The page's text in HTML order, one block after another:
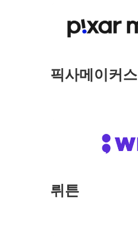
픽사메이커스
뤼튼